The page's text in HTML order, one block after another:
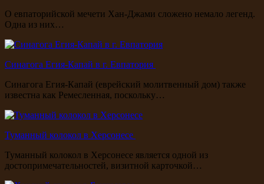
О евпаторийской мечети Хан-Джами сложено немало легенд.
Одна из них…
Синагога Егия-Капай в г. Евпатория
Синагога Егия-Капай (еврейский молитвенный дом) также
известна как Ремесленная, поскольку…
Туманный колокол в Херсонесе
Туманный колокол в Херсонесе является одной из
достопримечательностей, визитной карточкой…